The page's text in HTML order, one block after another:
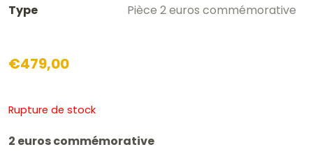
Type Pièce 2 euros commémorative
€479,00
Rupture de stock
2 euros commémorative